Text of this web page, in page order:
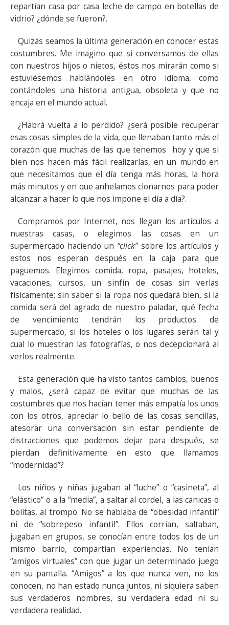
repartían casa por casa leche de campo en botellas de
vidrio? ¿dónde se fueron?.
Quizás seamos la última generación en conocer estas
costumbres. Me imagino que si conversamos de ellas
con nuestros hijos o nietos, éstos nos mirarán como si
estuviésemos hablándoles en otro idioma, como
contándoles una historia antigua, obsoleta y que no
encaja en el mundo actual.
¿Habrá vuelta a lo perdido? ¿será posible recuperar
esas cosas simples de la vida, que llenaban tanto más el
corazón que muchas de las que tenemos hoy y que si
bien nos hacen más fácil realizarlas, en un mundo en
que necesitamos que el día tenga más horas, la hora
más minutos y en que anhelamos clonarnos para poder
alcanzar a hacer lo que nos impone el día a día?.
Compramos por Internet, nos llegan los artículos a
nuestras casas, o elegimos las cosas en un
supermercado haciendo un “click”sobre los artículos y
estos nos esperan después en la caja para que
paguemos. Elegimos comida, ropa, pasajes, hoteles,
vacaciones, cursos, un sinfín de cosas sin verlas
físicamente; sin saber si la ropa nos quedará bien, si la
comida será del agrado de nuestro paladar, qué fecha
de vencimiento tendrán los productos de
supermercado, si los hoteles o los lugares serán tal y
cual lo muestran las fotografías, o nos decepcionará al
verlos realmente.
Esta generación que ha visto tantos cambios, buenos
y malos, ¿será capaz de evitar que muchas de las
costumbres que nos hacían tener más empatía los unos
con los otros, apreciar lo bello de las cosas sencillas,
atesorar una conversación sin estar pendiente de
distracciones que podemos dejar para después, se
pierdan definitivamente en esto que llamamos
“modernidad”?
Los niños y niñas jugaban al “luche” o “casineta”, al
“elástico” o a la “media”, a saltar al cordel, a las canicas o
bolitas, al trompo. No se hablaba de “obesidad infantil”
ni de “sobrepeso infantil”. Ellos corrían, saltaban,
jugaban en grupos, se conocían entre todos los de un
mismo barrio, compartían experiencias. No tenían
“amigos virtuales” con que jugar un determinado juego
en su pantalla. “Amigos” a los que nunca ven, no los
conocen, no han estado nunca juntos, ni siquiera saben
sus verdaderos nombres, su verdadera edad ni su
verdadera realidad.